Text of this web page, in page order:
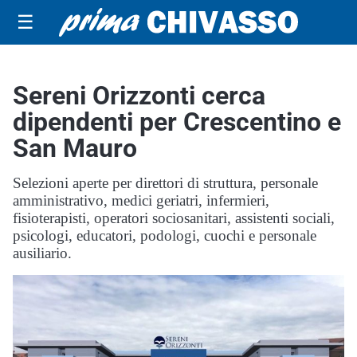
☰
Sereni Orizzonti cerca
dipendenti per Crescentino e
San Mauro
Selezioni aperte per direttori di struttura, personale
amministrativo, medici geriatri, infermieri,
fisioterapisti, operatori sociosanitari, assistenti sociali,
psicologi, educatori, podologi, cuochi e personale
ausiliario.